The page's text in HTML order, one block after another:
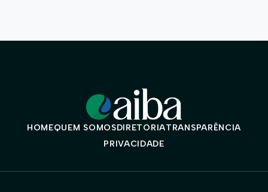
HOMEQUEM SOMOSDIRETORIATRANSPARÊNCIA
PRIVACIDADE